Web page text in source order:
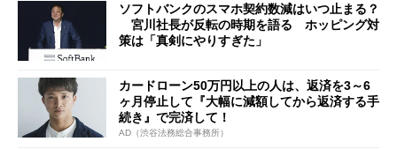
ソフトバンクのスマホ契約数減はいつ止まる？
宮川社長が反転の時期を語る ホッピング対
策は「真剣にやりすぎた」
カードローン50万円以上の人は、返済を3～6
ヶ月停止して『大幅に減額してから返済する手
続き』で完済して！
AD（渋谷法務総合事務所）